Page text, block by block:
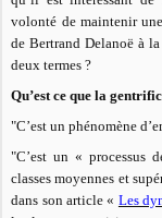
volonté de maintenir
de Bertrand Delanoë à
deux termes ?
Qu’est ce que la
"C’est un phénomène
"C’est un « processus
classes moyennes et
dans son article « Les